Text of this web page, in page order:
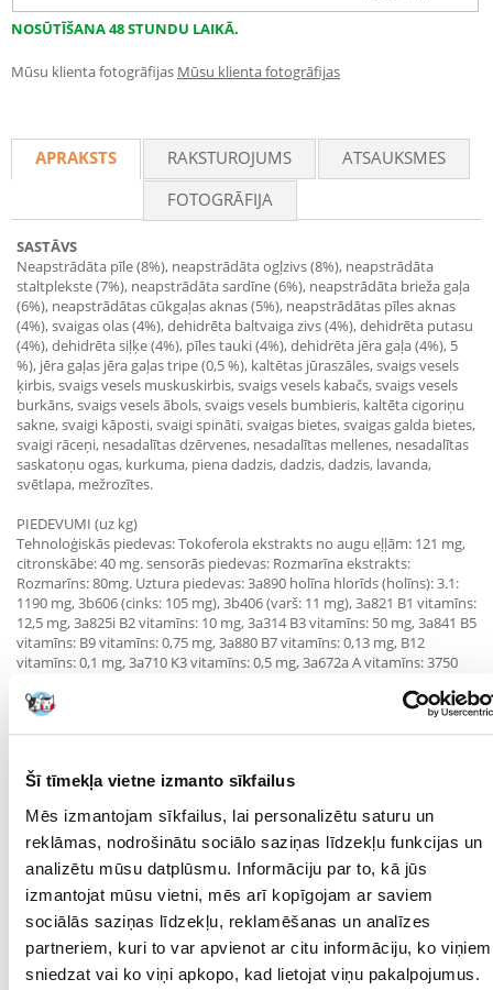
Šī tīmekļa vietne izmanto sīkfailus
Mēs izmantojam sīkfailus, lai personalizētu saturu un
reklāmas, nodrošinātu sociālo saziņas līdzekļu funkcijas un
analizētu mūsu datplūsmu. Informāciju par to, kā jūs
izmantojat mūsu vietni, mēs arī kopīgojam ar saviem
sociālās saziņas līdzekļu, reklamēšanas un analīzes
partneriem, kuri to var apvienot ar citu informāciju, ko viņiem
sniedzat vai ko viņi apkopo, kad lietojat viņu pakalpojumus.
NOSŪTĪŠANA 48 STUNDU LAIKĀ.
Mūsu klienta fotogrāfijas Mūsu klienta fotogrāfijas
APRAKSTS RAKSTUROJUMS
ATSAUKSMES
FOTOGRĀFIJA
SASTĀVS
Neapstrādāta pīle (8%), neapstrādāta ogļzivs (8%), neapstrādāta
staltplekste (7%), neapstrādāta sardīne (6%), neapstrādāta brieža gaļa
(6%), neapstrādātas cūkgaļas aknas (5%), neapstrādātas pīles aknas
(4%), svaigas olas (4%), dehidrēta baltvaiga zivs (4%), dehidrēta putasu
(4%), dehidrēta siļķe (4%), pīles tauki (4%), dehidrēta jēra gaļa (4%), 5
%), jēra gaļas jēra gaļas tripe (0,5 %), kaltētas jūraszāles, svaigs vesels
ķirbis, svaigs vesels muskuskirbis, svaigs vesels kabačs, svaigs vesels
burkāns, svaigs vesels ābols, svaigs vesels bumbieris, kaltēta cigoriņu
sakne, svaigi kāposti, svaigi spināti, svaigas bietes, svaigas galda bietes,
svaigi rāceņi, nesadalītas dzērvenes, nesadalītas mellenes, nesadalītas
saskatoņu ogas, kurkuma, piena dadzis, dadzis, dadzis, lavanda,
svētlapa, mežrozītes.
PIEDEVUMI (uz kg)
Tehnoloģiskās piedevas: Tokoferola ekstrakts no augu eļļām: 121 mg,
citronskābe: 40 mg. sensorās piedevas: Rozmarīna ekstrakts:
Rozmarīns: 80mg. Uztura piedevas: 3a890 holīna hlorīds (holīns): 3.1:
1190 mg, 3b606 (cinks: 105 mg), 3b406 (varš: 11 mg), 3a821 B1 vitamīns:
12,5 mg, 3a825i B2 vitamīns: 10 mg, 3a314 B3 vitamīns: 50 mg, 3a841 B5
vitamīns: B9 vitamīns: 0,75 mg, 3a880 B7 vitamīns: 0,13 mg, B12
vitamīns: 0,1 mg, 3a710 K3 vitamīns: 0,5 mg, 3a672a A vitamīns: 3750
vitamīns: 3750 IU, 3a671 D3: 500 SV, 3a700 E vitamīns: 170 SV, 3a300 C
vitamīns: 12,5 SV. Zootehniskās piedevas: 4b1707 Enterococcus
faecium NCIMB 10415 1x10^9 CFU.
ANALĪTISKIE KOMPONENTI
Koptaukskābju saturs 20%
Koppelni 9%
Kopšķiedra 3%
Mitrums 10%
Kalcijs 1,9%
Fosfors 1,4%
Magnijs 0,1%
Taurīns 0,2
Omega-6 taukskābes 2,4%